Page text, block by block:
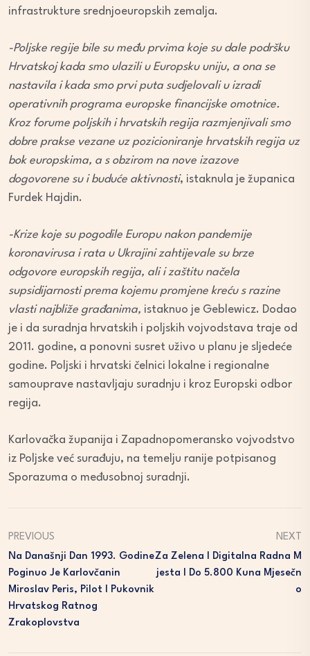
infrastrukture srednjoeuropskih zemalja.
-Poljske regije bile su među prvima koje su dale podršku
Hrvatskoj kada smo ulazili u Europsku uniju, a ona se
nastavila i kada smo prvi puta sudjelovali u izradi
operativnih programa europske financijske omotnice.
Kroz forume poljskih i hrvatskih regija razmjenjivali smo
dobre prakse vezane uz pozicioniranje hrvatskih regija uz
bok europskima, a s obzirom na nove izazove
dogovorene su i buduće aktivnosti, istaknula je županica
Furdek Hajdin.
-Krize koje su pogodile Europu nakon pandemije
koronavirusa i rata u Ukrajini zahtijevale su brze
odgovore europskih regija, ali i zaštitu načela
supsidijarnosti prema kojemu promjene kreću s razine
vlasti najbliže građanima, istaknuo je Geblewicz. Dodao
je i da suradnja hrvatskih i poljskih vojvodstava traje od
2011. godine, a ponovni susret uživo u planu je sljedeće
godine. Poljski i hrvatski čelnici lokalne i regionalne
samouprave nastavljaju suradnju i kroz Europski odbor
regija.
Karlovačka županija i Zapadnopomeransko vojvodstvo
iz Poljske već surađuju, na temelju ranije potpisanog
Sporazuma o međusobnoj suradnji.
PREVIOUS
Na Današnji Dan 1993. Godine
Poginuo Je Karlovčanin
Miroslav Peris, Pilot I Pukovnik
Hrvatskog Ratnog
Zrakoplovstva
NEXT
Za Zelena I Digitalna Radna M
Jesta I Do 5.800 Kuna Mjesečn
O